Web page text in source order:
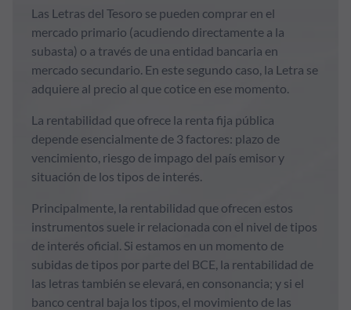
Las Letras del Tesoro se pueden comprar en el
mercado primario (acudiendo directamente a la
subasta) o a través de una entidad bancaria en
mercado secundario. En este segundo caso, la Letra se
adquiere al precio al que cotice en ese momento.
La rentabilidad que ofrece la renta fija pública
depende esencialmente de 3 factores: plazo de
vencimiento, riesgo de impago del país emisor y
situación de los tipos de interés.
Principalmente, la rentabilidad que ofrecen estos
instrumentos suele ir relacionada con el nivel de tipos
de interés oficial. Si estamos en un momento de
subidas de tipos por parte del BCE, la rentabilidad de
las letras también se elevará, en consonancia; y si el
banco central baja los tipos, el movimiento de las